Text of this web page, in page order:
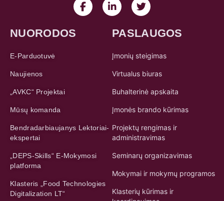
NUORODOS
E-Parduotuvė
Naujienos
„AVKC“ Projektai
Mūsų komanda
Bendradarbiaujanys Lektoriai-
ekspertai
„DEPS-Skills“ E-Mokymosi
platforma
Klasteris „Food Technologies
Digitalization LT“
PASLAUGOS
Įmonių steigimas
Virtualus biuras
Buhalterinė apskaita
Įmonės brando kūrimas
Projektų rengimas ir
administravimas
Seminarų organizavimas
Mokymai ir mokymų programos
Klasterių kūrimas ir